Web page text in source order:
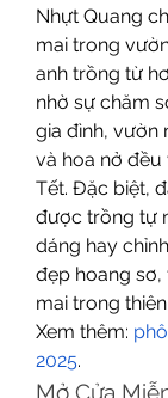
Nhựt Quang
mai trong
anh trồng từ
nhờ sự chăm
gia đình, vườn
và hoa nở
Tết. Đặc biệt,
được trồng tự
dáng hay
đẹp hoang
mai trong thiên
Xem thêm:
2025.
Mở Cửa